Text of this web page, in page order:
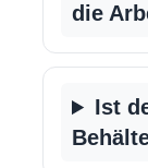
die
Ist